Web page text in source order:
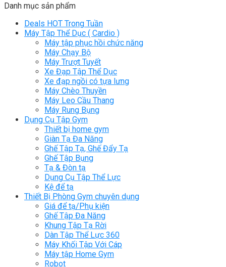
Danh mục sản phẩm
Deals HOT Trong Tuần
Máy Tập Thể Dục ( Cardio )
Máy tập phục hồi chức năng
Máy Chạy Bộ
Máy Trượt Tuyết
Xe Đạp Tập Thể Dục
Xe đạp ngồi có tựa lưng
Máy Chèo Thuyền
Máy Leo Cầu Thang
Máy Rung Bụng
Dụng Cụ Tập Gym
Thiết bị home gym
Giàn Tạ Đa Năng
Ghế Tập Tạ, Ghế Đẩy Tạ
Ghế Tập Bụng
Tạ & Đòn tạ
Dụng Cụ Tập Thể Lực
Kệ để tạ
Thiết Bị Phòng Gym chuyên dụng
Giá để tạ/Phụ kiện
Ghế Tập Đa Năng
Khung Tập Tạ Rời
Dàn Tập Thể Lực 360
Máy Khối Tập Với Cáp
Máy tập Home Gym
Robot